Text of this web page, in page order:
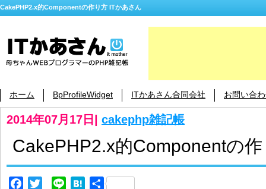
CakePHP2.x的Componentの作り方 ITかあさん
ホーム BpProfileWidget ITかあさん合同会社 お問い合
2014年07月17日 cakephp雑記帳
CakePHP2.x的Componentの
Facebook
Twitter Line Hatena
共